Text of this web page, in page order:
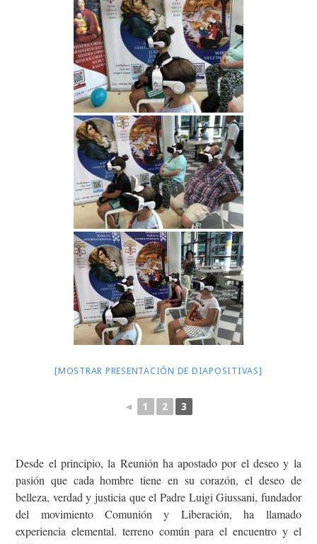
[MOSTRAR PRESENTACIÓN DE DIAPOSITIVAS]
◄ 1 2 3
Desde el principio, la Reunión ha apostado por el deseo y la
pasión que cada hombre tiene en su corazón, el deseo de
belleza, verdad y justicia que el Padre Luigi Giussani, fundador
del movimiento Comunión y Liberación, ha llamado
experiencia elemental. terreno común para el encuentro y el